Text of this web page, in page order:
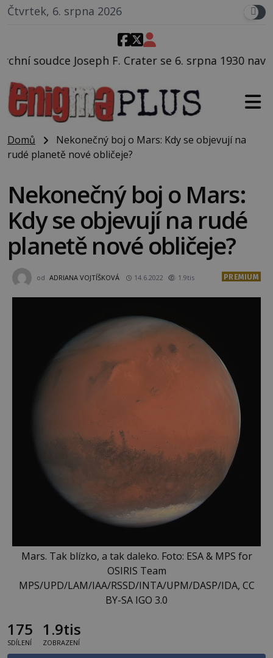
Čtvrtek, 6. srpna 2026
Crater se 6. srpna 1930 navečeří ve své
Domů
Nekonečný boj o Mars: Kdy se objevují na
rudé planetě nové obličeje?
Nekonečný boj o Mars:
Kdy se objevují na rudé
planetě nové obličeje?
od ADRIANA VOJTÍŠKOVÁ 14.6.2022 1.9tis PREMIUM
Mars. Tak blízko, a tak daleko. Foto: ESA & MPS for
OSIRIS Team
MPS/UPD/LAM/IAA/RSSD/INTA/UPM/DASP/IDA, CC
BY-SA IGO 3.0
175
SDÍLENÍ
1.9tis
ZOBRAZENÍ